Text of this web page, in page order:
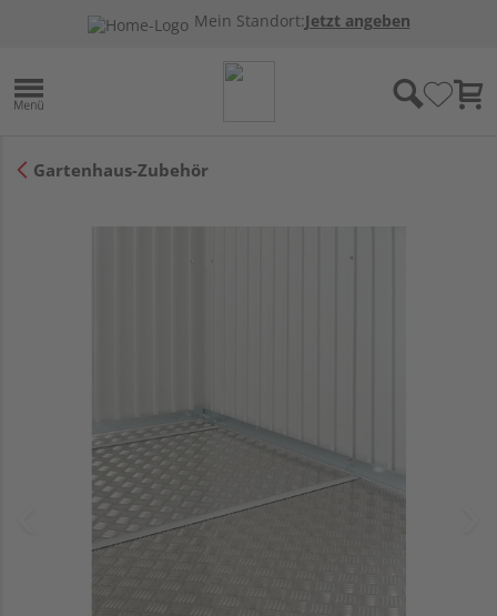
Mein Standort:Jetzt angeben
Gartenhaus-Zubehör